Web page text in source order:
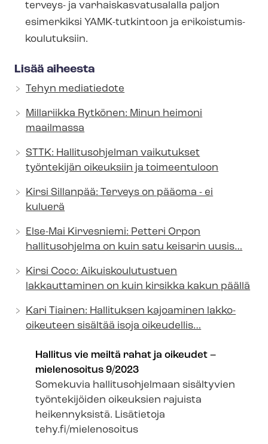
terveys- ja var­hais­kas­va­tusa­lal­la paljon
esimerkiksi YAMK-tutkintoon ja eri­kois­tu­mis­
kou­lu­tuk­siin.
Lisää aiheesta
Tehyn mediatiedote
Millariikka Rytkönen: Minun heimoni
maailmassa
STTK: Hallitusohjelman vaikutukset
työntekijän oikeuksiin ja toimeentuloon
Kirsi Sillanpää: Terveys on pääoma - ei
kuluerä
Else-Mai Kirvesniemi: Petteri Orpon
hallitusohjelma on kuin satu keisarin uusis…
Kirsi Coco: Ai­kuis­kou­lu­tus­tuen
lakkauttaminen on kuin kirsikka kakun päällä
Kari Tiainen: Hallituksen kajoaminen lakko-
oikeuteen sisältää isoja oikeudellis…
Hallitus vie meiltä rahat ja oikeudet –
mielenosoitus 9/2023
Somekuvia hallitusohjelmaan sisältyvien
työntekijöiden oikeuksien rajuista
heikennyksistä. Lisätietoja
tehy.fi/mielenosoitus